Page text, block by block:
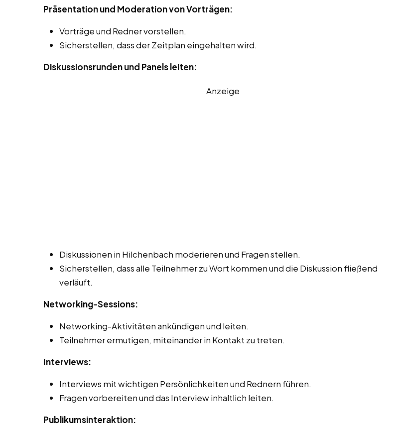
Präsentation und Moderation von Vorträgen:
Vorträge und Redner vorstellen.
Sicherstellen, dass der Zeitplan eingehalten wird.
Diskussionsrunden und Panels leiten:
Anzeige
Diskussionen in Hilchenbach moderieren und Fragen stellen.
Sicherstellen, dass alle Teilnehmer zu Wort kommen und die Diskussion fließend
verläuft.
Networking-Sessions:
Networking-Aktivitäten ankündigen und leiten.
Teilnehmer ermutigen, miteinander in Kontakt zu treten.
Interviews:
Interviews mit wichtigen Persönlichkeiten und Rednern führen.
Fragen vorbereiten und das Interview inhaltlich leiten.
Publikumsinteraktion: